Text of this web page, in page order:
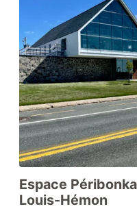
Espace
Louis-Hémon